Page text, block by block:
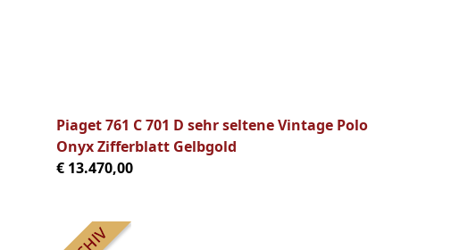
Piaget 761 C 701 D sehr seltene Vintage Polo
Onyx Zifferblatt Gelbgold
€ 13.470,00